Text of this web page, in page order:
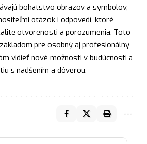
bohatstvo obrazov a symbolov,
otázok i odpovedí, ktoré
otvorenosti a porozumenia. Toto
pre osobný aj profesionálny
vidieť nové možnosti v budúcnosti a
s nadšením a dôverou.